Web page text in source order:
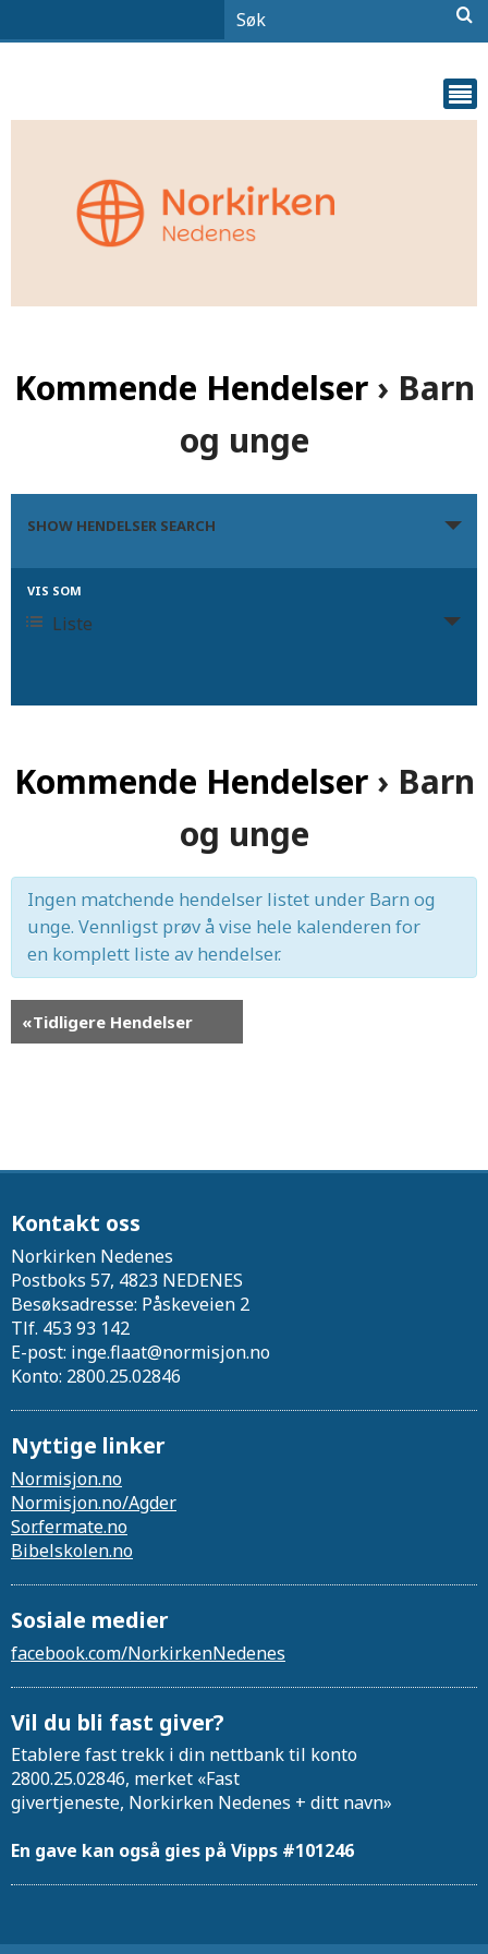
Kommende Hendelser› Barn
og unge
Hendelser
and
Views
SHOW HENDELSER SEARCH
Hendelse
Views
VIS SOM
Liste
Kommende Hendelser› Barn
og unge
Ingen matchende hendelser listet under Barn og
unge. Vennligst prøv å vise hele kalenderen for
en komplett liste av hendelser.
«Tidligere Hendelser
Kontakt oss
Norkirken Nedenes
Postboks 57, 4823 NEDENES
Besøksadresse: Påskeveien 2
Tlf. 453 93 142
E-post: inge.flaat@normisjon.no
Konto: 2800.25.02846
Nyttige linker
Normisjon.no
Normisjon.no/Agder
Sor.fermate.no
Bibelskolen.no
Sosiale medier
facebook.com/NorkirkenNedenes
Vil du bli fast giver?
Etablere fast trekk i din nettbank til konto
2800.25.02846, merket «Fast
givertjeneste, Norkirken Nedenes + ditt navn»
En gave kan også gies på Vipps #101246